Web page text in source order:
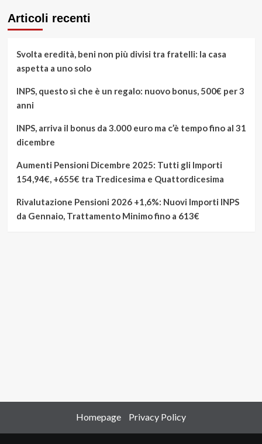
Articoli recenti
Svolta eredità, beni non più divisi tra fratelli: la casa
aspetta a uno solo
INPS, questo sì che è un regalo: nuovo bonus, 500€ per 3
anni
INPS, arriva il bonus da 3.000 euro ma c’è tempo fino al 31
dicembre
Aumenti Pensioni Dicembre 2025: Tutti gli Importi
154,94€, +655€ tra Tredicesima e Quattordicesima
Rivalutazione Pensioni 2026 +1,6%: Nuovi Importi INPS
da Gennaio, Trattamento Minimo fino a 613€
Homepage Privacy Policy